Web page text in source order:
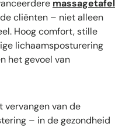
massagetafel
cliënten – niet alleen
Hoog comfort, stille
lichaamsposturering
het gevoel van
vervangen van de
– in de gezondheid